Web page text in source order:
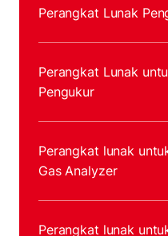
Perangkat Lunak
Perangkat Lunak
Pengukur
Perangkat lunak
Gas Analyzer
Perangkat lunak